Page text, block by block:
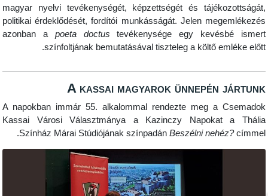
magyar nyelvi tevékenységét, képzettségét és
politikai érdeklődését, fordítói munkásságát. Jelen
azonban apoeta doctustevékenysége egy
színfoltjának bemutatásával tiszteleg a költő
A kassai magyarok
A napokban immár 55. alkalommal rendezte meg a
Kassai Városi Választmánya a Kazinczy
Színház Márai Stúdiójának színpadánBeszélni